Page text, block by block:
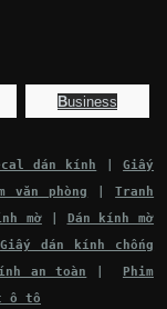
Business
dán kính |Giấy
văn phòng |Tranh
mờ
Dán kính mờ
Giấy dán kính chống
an toàn
Phim
ô tô